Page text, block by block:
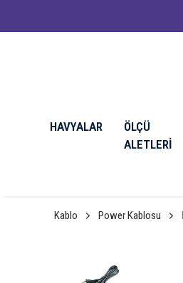
HAVYALAR
ÖLÇÜ
ALETLERİ
Kablo Power Kablosu